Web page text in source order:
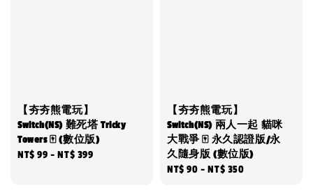
【夯夯熊電玩】
Switch(NS) 難死塔 Tricky
Towers 🀄 (數位版)
Regular
NT$ 99 -NT$ 399
【夯夯熊電玩】
Switch(NS) 兩人一起 貓咪
大戰爭 🀄 永久認證版/永
久隨身版 (數位版)
Regular
NT$ 90 -NT$ 350